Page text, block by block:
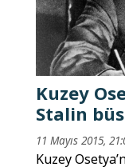
Kuzey
Stalin
11 Mayıs 2015,
Kuzey